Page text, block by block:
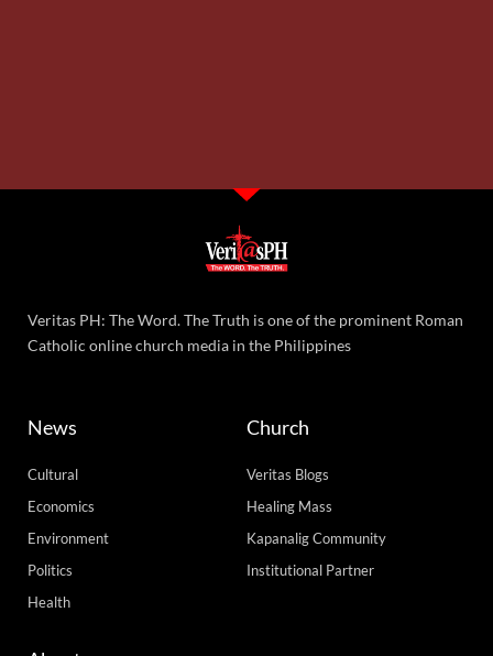
Veritas PH: The Word. The Truth is one of the prominent Roman
Catholic online church media in the Philippines
News
Cultural
Economics
Environment
Politics
Health
Church
Veritas Blogs
Healing Mass
Kapanalig Community
Institutional Partner